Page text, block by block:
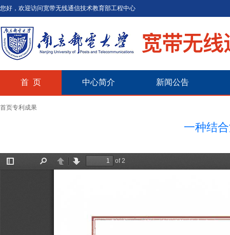
您好，欢迎访问宽带无线通信技术教育部工程中心
首 页 中心简介 新闻公告
首页专利成果
一种结